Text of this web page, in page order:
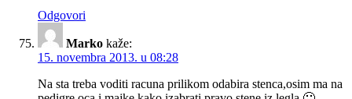
Odgovori
Marko kaže:
15. novembra 2013. u 08:28
Na sta treba voditi racuna prilikom odabira stenca,osim ma na